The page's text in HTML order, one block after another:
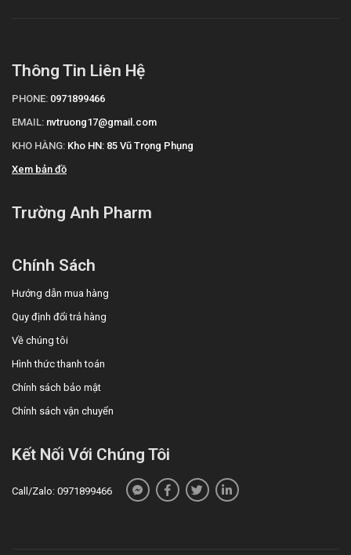
Thông Tin Liên Hệ
PHONE: 0971899466
EMAIL: nvtruong17@gmail.com
KHO HÀNG: Kho HN: 85 Vũ Trọng Phụng
Xem bản đồ
Trường Anh Pharm
Chính Sách
Hướng dẫn mua hàng
Quy định đổi trả hàng
Về chúng tôi
Hình thức thanh toán
Chính sách bảo mật
Chính sách vận chuyển
Kết Nối Với Chúng Tôi
Call/Zalo: 0971899466